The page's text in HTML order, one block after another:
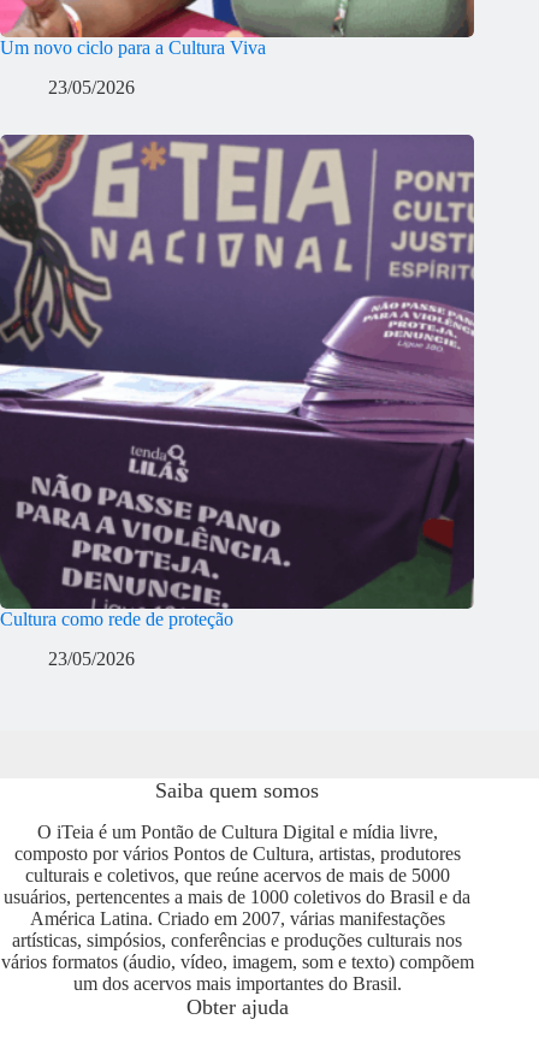
Um novo ciclo para a Cultura Viva
23/05/2026
Cultura como rede de proteção
23/05/2026
Saiba quem somos
O iTeia é um Pontão de Cultura Digital e mídia livre,
composto por vários Pontos de Cultura, artistas, produtores
culturais e coletivos, que reúne acervos de mais de 5000
usuários, pertencentes a mais de 1000 coletivos do Brasil e da
América Latina. Criado em 2007, várias manifestações
artísticas, simpósios, conferências e produções culturais nos
vários formatos (áudio, vídeo, imagem, som e texto) compõem
um dos acervos mais importantes do Brasil.
Obter ajuda